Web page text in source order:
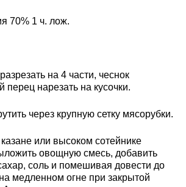
70% 1 ч. лож.
на 4 части, чеснок
перец нарезать на кусочки.
через крупную сетку мясорубки.
или высоком сотейнике
овощную смесь, добавить
соль и помешивая довести до
медленном огне при закрытой